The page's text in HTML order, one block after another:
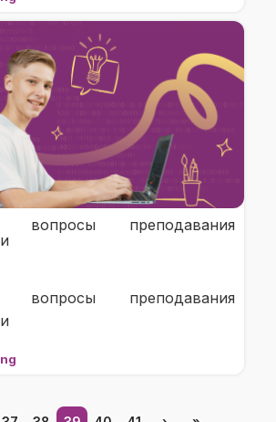
вопросы преподавания
вопросы преподавания